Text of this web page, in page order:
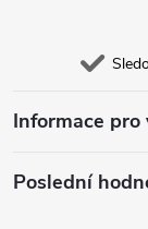
Informace pro
Poslední